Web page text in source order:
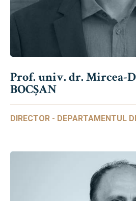
Prof. univ. dr. Mircea-
BOCȘAN
DIRECTOR - DEPARTAMENTUL